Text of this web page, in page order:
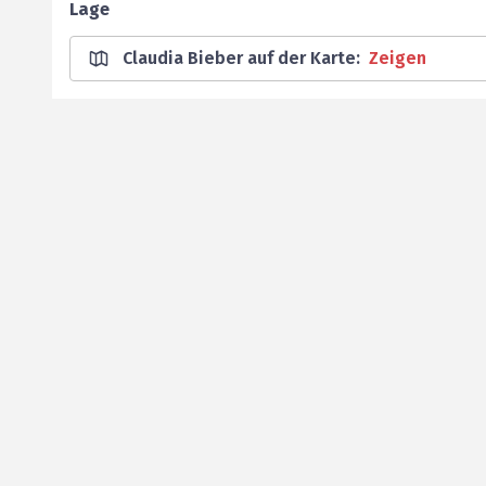
Lage
Claudia Bieber auf der Karte: Zeigen